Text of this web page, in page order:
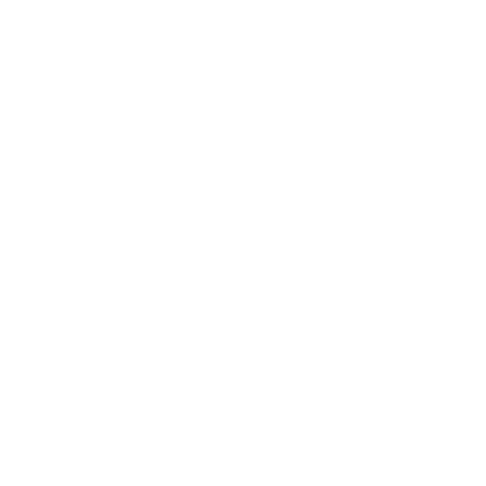
です。
ず変更すること